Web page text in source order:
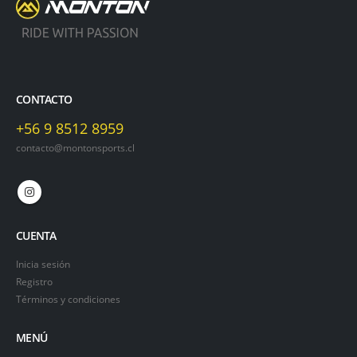
CONTACTO
+56 9 8512 8959
contacto@montonsports.cl
CUENTA
Inicia sesión
Registro
Términos y condiciones
MENÚ